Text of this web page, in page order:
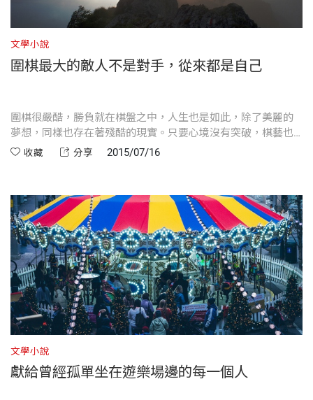
文學小說
圍棋最大的敵人不是對手，從來都是自己
圍棋很嚴酷，勝負就在棋盤之中，人生也是如此，除了美麗的
夢想，同樣也存在著殘酷的現實。只要心境沒有突破，棋藝也
難以登峰造極。
收藏 分享 2015/07/16
文學小說
獻給曾經孤單坐在遊樂場邊的每一個人